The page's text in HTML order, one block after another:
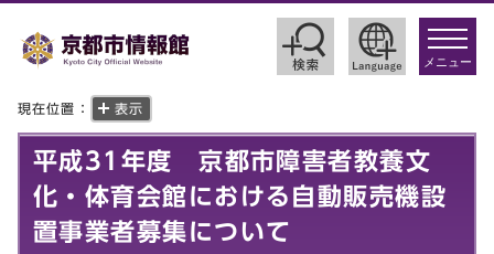
toggle
メニュー
現在位置： 表示
平成31年度 京都市障害者教養文
化・体育会館における自動販売機設
置事業者募集について